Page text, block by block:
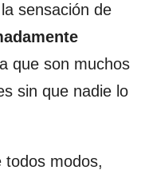
sensación de
que son muchos
sin que nadie lo
todos modos,